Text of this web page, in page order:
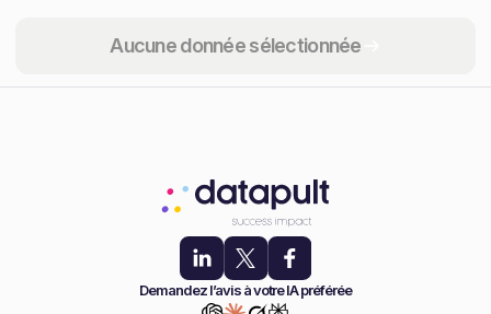
Aucune donnée sélectionnée
Partager
Demandez l’avis à votre IA préférée